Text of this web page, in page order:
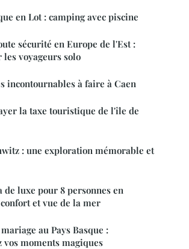
en Lot : camping avec piscine
sécurité en Europe de l'Est :
les voyageurs solo
incontournables à faire à Caen
la taxe touristique de l'île de
: une exploration mémorable et
luxe pour 8 personnes en
et vue de la mer
au Pays Basque :
moments magiques